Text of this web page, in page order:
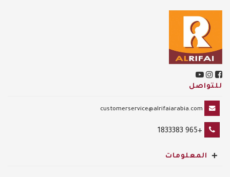
للتواصل
customerservice@alrifaiarabia.com
+965 1833383
المعلومات +